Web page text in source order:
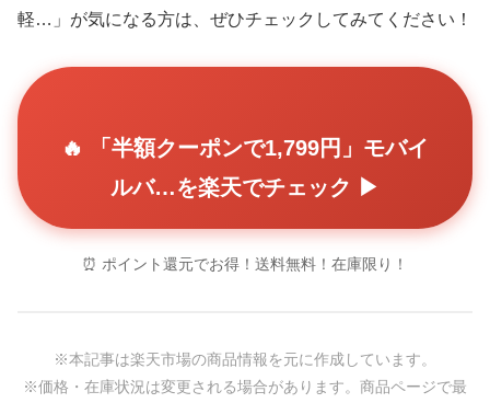
軽…」が気になる方は、ぜひチェックしてみてください！
🔥 「半額クーポンで1,799円」モバイ
ルバ…を楽天でチェック ▶
⏰ ポイント還元でお得！送料無料！在庫限り！
※本記事は楽天市場の商品情報を元に作成しています。
※価格・在庫状況は変更される場合があります。商品ページで最